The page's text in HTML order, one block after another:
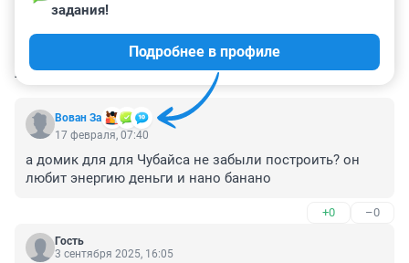
КОММЕНТАРИИ 115
Вован За
задания!
Подробнее в профиле
17 февраля, 07:40
а домик для для Чубайса не забыли построить? он
любит энергию деньги и нано банано
+0 –0
Гость
3 сентября 2025, 16:05